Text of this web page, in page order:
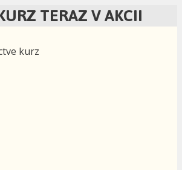
TERAZ V AKCII